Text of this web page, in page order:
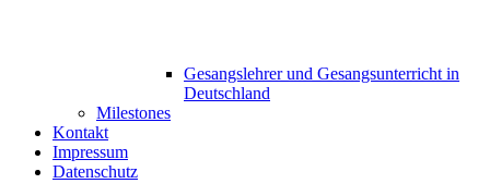
Gesangslehrer und Gesangsunterricht in
Deutschland
Milestones
Kontakt
Impressum
Datenschutz